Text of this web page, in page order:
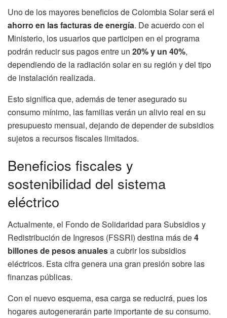
Uno de los mayores beneficios de Colombia Solar será el
ahorro en las facturas de energía. De acuerdo con el
Ministerio, los usuarios que participen en el programa
podrán reducir sus pagos entre un 20% y un 40%,
dependiendo de la radiación solar en su región y del tipo
de instalación realizada.
Esto significa que, además de tener asegurado su
consumo mínimo, las familias verán un alivio real en su
presupuesto mensual, dejando de depender de subsidios
sujetos a recursos fiscales limitados.
Beneficios fiscales y
sostenibilidad del sistema
eléctrico
Actualmente, el Fondo de Solidaridad para Subsidios y
Redistribución de Ingresos (FSSRI) destina más de4
billones de pesos anualesa cubrir los subsidios
eléctricos. Esta cifra genera una gran presión sobre las
finanzas públicas.
Con el nuevo esquema, esa carga se reducirá, pues los
hogares autogenerarán parte importante de su consumo.